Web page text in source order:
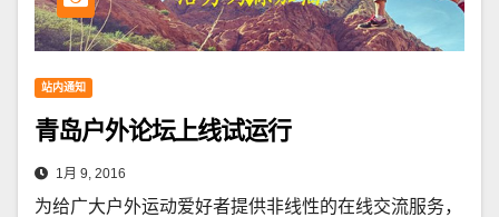
站内通知
青岛户外论坛上线试运行
1月 9, 2016
为给广大户外运动爱好者提供非线性的在线交流服务，